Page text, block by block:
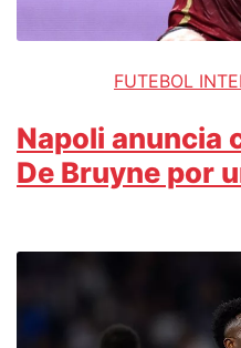
FUTEBOL
Napoli anuncia
De Bruyne por